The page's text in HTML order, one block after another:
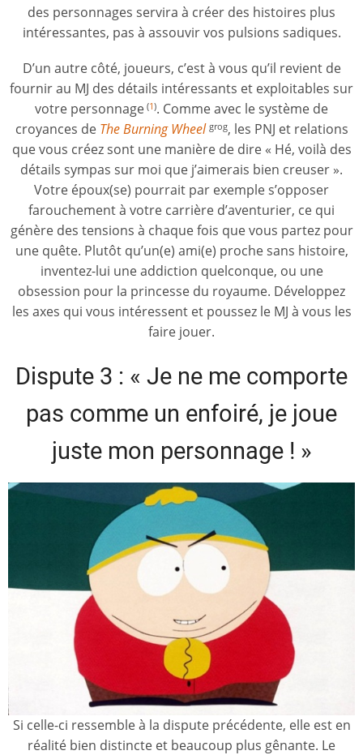
des personnages servira à créer des histoires plus
intéressantes, pas à assouvir vos pulsions sadiques.
D’un autre côté, joueurs, c’est à vous qu’il revient de
fournir au MJ des détails intéressants et exploitables sur
votre personnage (1). Comme avec le système de
croyances de The Burning Wheel grog, les PNJ et relations
que vous créez sont une manière de dire « Hé, voilà des
détails sympas sur moi que j’aimerais bien creuser ».
Votre époux(se) pourrait par exemple s’opposer
farouchement à votre carrière d’aventurier, ce qui
génère des tensions à chaque fois que vous partez pour
une quête. Plutôt qu’un(e) ami(e) proche sans histoire,
inventez-lui une addiction quelconque, ou une
obsession pour la princesse du royaume. Développez
les axes qui vous intéressent et poussez le MJ à vous les
faire jouer.
Dispute 3 : « Je ne me comporte
pas comme un enfoiré, je joue
juste mon personnage ! »
Si celle-ci ressemble à la dispute précédente, elle est en
réalité bien distincte et beaucoup plus gênante. Le